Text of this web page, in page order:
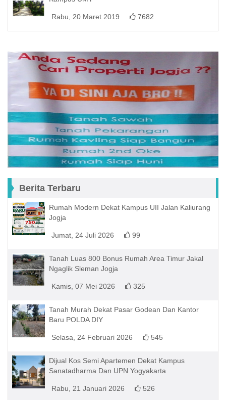
Rabu, 20 Maret 2019 7682
Berita Terbaru
Rumah Modern Dekat Kampus UII Jalan Kaliurang
Jogja
Jumat, 24 Juli 2026 99
Tanah Luas 800 Bonus Rumah Area Timur Jakal
Ngaglik Sleman Jogja
Kamis, 07 Mei 2026 325
Tanah Murah Dekat Pasar Godean Dan Kantor
Baru POLDA DIY
Selasa, 24 Februari 2026 545
Dijual Kos Semi Apartemen Dekat Kampus
Sanatadharma Dan UPN Yogyakarta
Rabu, 21 Januari 2026 526